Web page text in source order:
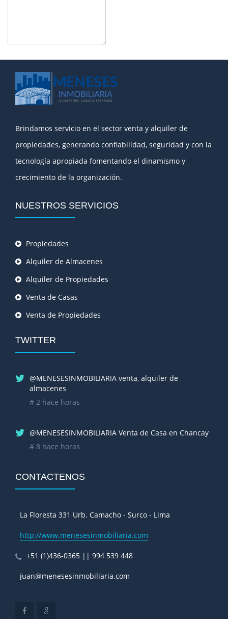
Brindamos servicio en el sector venta y alquiler de
propiedades, generando confiabilidad, seguridad y con la
tecnología apropiada fomentando el dinamismo y
crecimiento de la organización.
NUESTROS SERVICIOS
Propiedades
Alquiler de Almacenes
Alquiler de Propiedades
Venta de Casas
Venta de Propiedades
TWITTER
@MENESESINMOBILIARIA venta, alquiler de
almacenes
# 2 hace horas
@MENESESINMOBILIARIA Venta de Casa en Chancay
# 8 hace horas
CONTACTENOS
La Floresta 331 Urb. Camacho - Surco - Lima
http://www.menesesinmobiliaria.com
+51 (1)436-0365 || 994 539 448
juan@menesesinmobiliaria.com